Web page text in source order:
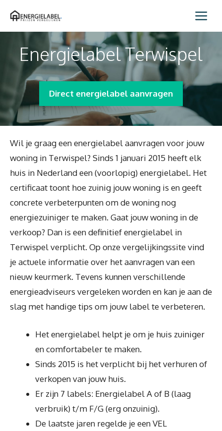
naar
Energielabel Terwispel
Direct energielabel aanvragen
Wil je graag een energielabel aanvragen voor jouw
woning in Terwispel? Sinds 1 januari 2015 heeft elk
huis in Nederland een (voorlopig) energielabel. Het
certificaat toont hoe zuinig jouw woning is en geeft
concrete verbeterpunten om de woning nog
energiezuiniger te maken. Gaat jouw woning in de
verkoop? Dan is een definitief energielabel in
Terwispel verplicht. Op onze vergelijkingssite vind
je actuele informatie over het aanvragen van een
nieuw keurmerk. Tevens kunnen verschillende
energieadviseurs vergeleken worden en kan je aan de
slag met handige tips om jouw label te verbeteren.
Het energielabel helpt je om je huis zuiniger
en comfortabeler te maken.
Sinds 2015 is het verplicht bij het verhuren of
verkopen van jouw huis.
Er zijn 7 labels: Energielabel A of B (laag
verbruik) t/m F/G (erg onzuinig).
De laatste jaren regelde je een VEL